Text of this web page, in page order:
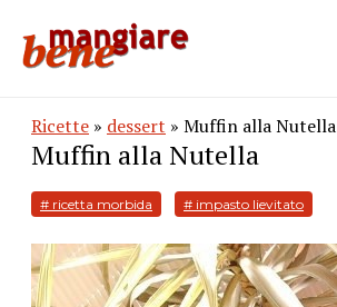
Ricette » dessert » Muffin alla Nutella
Muffin alla Nutella
# ricetta morbida # impasto lievitato